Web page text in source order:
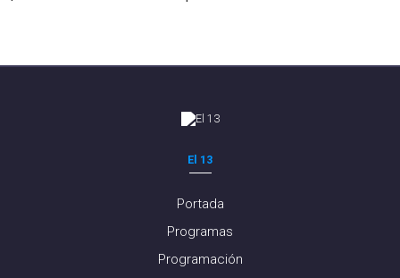
El 13
Portada
Programas
Programación